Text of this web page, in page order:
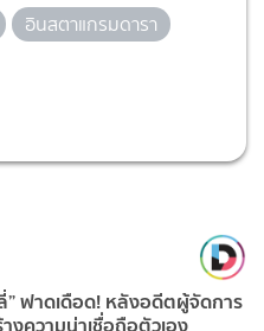
อินสตาแกรมดารา
” ฟาดเดือด! หลังอดีตผู้จัดการ